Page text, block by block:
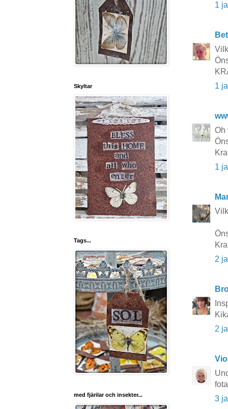
1
1
Oh
1
2
2
3
Skyltar
Tags...
med fjärilar och insekter...